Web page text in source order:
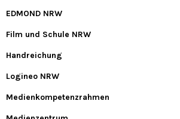
EDMOND NRW
Film und Schule NRW
Handreichung
Logineo NRW
Medienkompetenzrahmen